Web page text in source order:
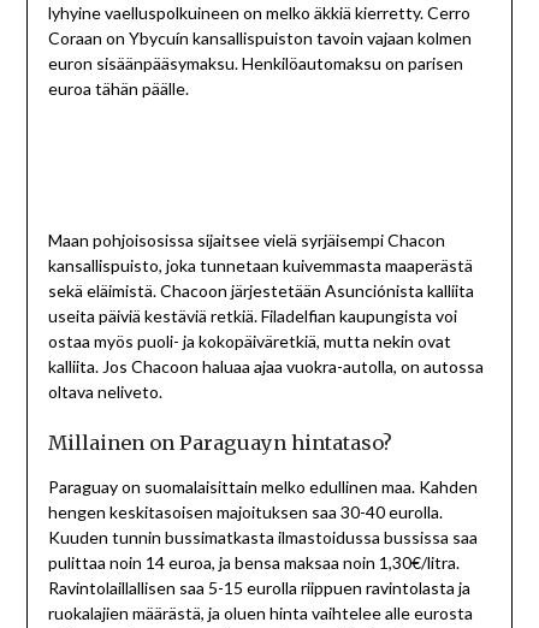
lyhyine vaelluspolkuineen on melko äkkiä kierretty. Cerro
Coraan on Ybycuín kansallispuiston tavoin vajaan kolmen
euron sisäänpääsymaksu. Henkilöautomaksu on parisen
euroa tähän päälle.
Maan pohjoisosissa sijaitsee vielä syrjäisempi Chacon
kansallispuisto, joka tunnetaan kuivemmasta maaperästä
sekä eläimistä. Chacoon järjestetään Asunciónista kalliita
useita päiviä kestäviä retkiä. Filadelfian kaupungista voi
ostaa myös puoli- ja kokopäiväretkiä, mutta nekin ovat
kalliita. Jos Chacoon haluaa ajaa vuokra-autolla, on autossa
oltava neliveto.
Millainen on Paraguayn hintataso?
Paraguay on suomalaisittain melko edullinen maa. Kahden
hengen keskitasoisen majoituksen saa 30-40 eurolla.
Kuuden tunnin bussimatkasta ilmastoidussa bussissa saa
pulittaa noin 14 euroa, ja bensa maksaa noin 1,30€/litra.
Ravintolaillallisen saa 5-15 eurolla riippuen ravintolasta ja
ruokalajien määrästä, ja oluen hinta vaihtelee alle eurosta